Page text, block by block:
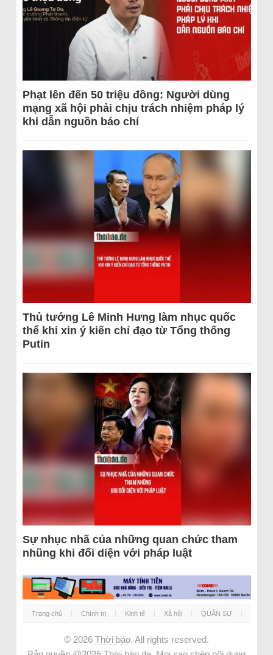
Phạt lên đến 50 triệu đồng: Người dùng
mạng xã hội phải chịu trách nhiệm pháp lý
khi dẫn nguồn báo chí
Thủ tướng Lê Minh Hưng làm nhục quốc
thể khi xin ý kiến chỉ đạo từ Tổng thống
Putin
Sự nhục nhã của những quan chức tham
nhũng khi đối diện với pháp luật
Trang chủ Chính trị Kinh tế Xã hội QUÂN SỰ
© 2026 Thời báo. All rights reserved.